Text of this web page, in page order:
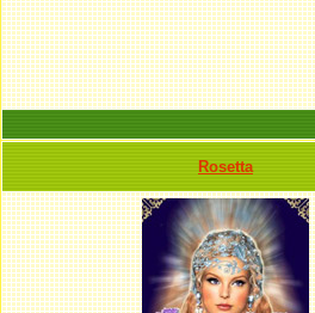
Rosetta